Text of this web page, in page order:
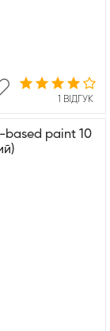
1 ВІДГУК
based paint 10